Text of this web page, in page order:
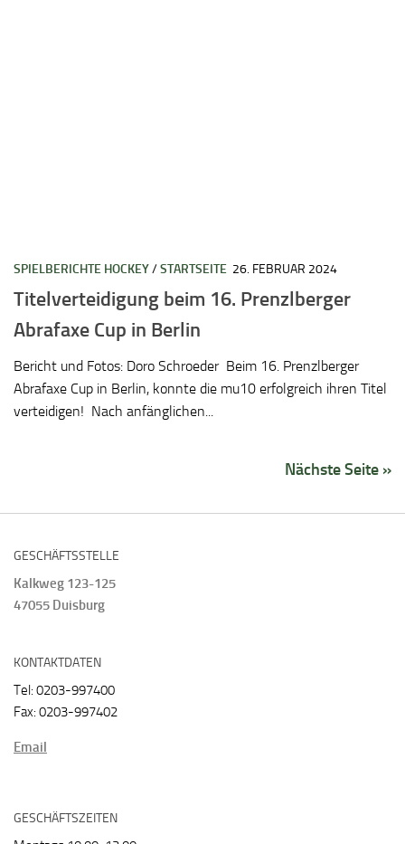
SPIELBERICHTE HOCKEY/STARTSEITE 26. FEBRUAR 2024
Titelverteidigung beim 16. Prenzlberger
Abrafaxe Cup in Berlin
Bericht und Fotos: Doro Schroeder Beim 16. Prenzlberger
Abrafaxe Cup in Berlin, konnte die mu10 erfolgreich ihren Titel
verteidigen! Nach anfänglichen...
Nächste Seite »
GESCHÄFTSSTELLE
Kalkweg 123-125
47055 Duisburg
KONTAKTDATEN
Tel: 0203-997400
Fax: 0203-997402
Email
GESCHÄFTSZEITEN